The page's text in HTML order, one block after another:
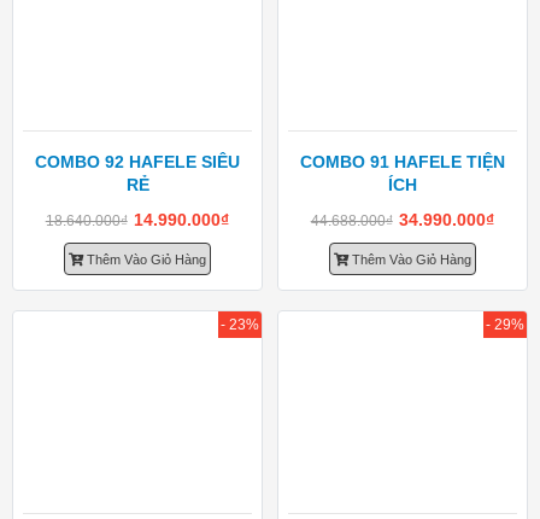
COMBO 92 HAFELE SIÊU
RẺ
18.640.000₫ 14.990.000₫
Thêm Vào Giỏ Hàng
COMBO 91 HAFELE TIỆN
ÍCH
44.688.000₫ 34.990.000₫
Thêm Vào Giỏ Hàng
- 23% - 29%